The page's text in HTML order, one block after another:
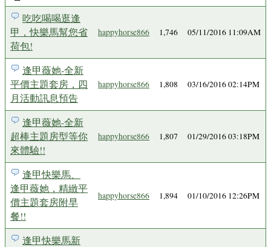
吃吃喝喝逛逢
甲，快樂馬幫您省
荷包!
happyhorse866 1,746 05/11/2016 11:09AM
逢甲薇她-全新
平價主題套房，四
月活動訊息預告
happyhorse866 1,808 03/16/2016 02:14PM
逢甲薇她-全新
超棒主題房型等你
來體驗!!
happyhorse866 1,807 01/29/2016 03:18PM
逢甲快樂馬、
逢甲薇她，精緻平
價主題套房附早
餐!!
happyhorse866 1,894 01/10/2016 12:26PM
逢甲快樂馬新